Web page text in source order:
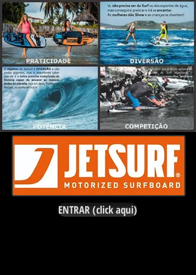
ENTRAR (click aqui)